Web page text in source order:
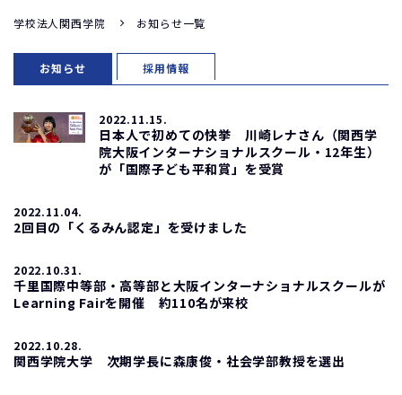
学校法人関西学院 お知らせ一覧
お知らせ 採用情報
2022.11.15.
日本人で初めての快挙 川崎レナさん（関西学
院大阪インターナショナルスクール・12年生）
が「国際子ども平和賞」を受賞
2022.11.04.
2回目の「くるみん認定」を受けました
2022.10.31.
千里国際中等部・高等部と大阪インターナショナルスクールが
Learning Fairを開催 約110名が来校
2022.10.28.
関西学院大学 次期学長に森康俊・社会学部教授を選出